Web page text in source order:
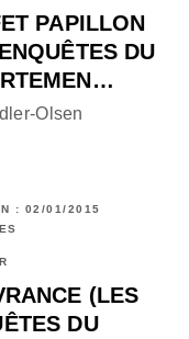
PAPILLON
DU
Olsen
: 02/01/2015
(LES
DU